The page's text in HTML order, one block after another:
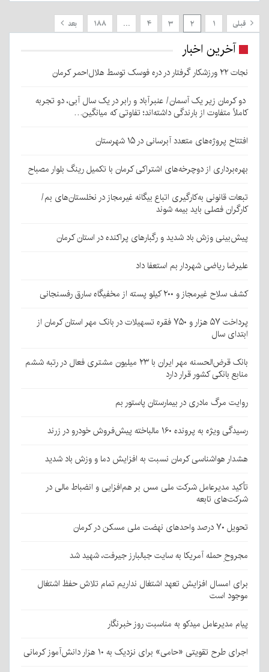
قبلی ۱ ۲ ۳ ۴ … ۱۸۸ بعد
آخرین اخبار
نجات ۲۲ ورزشکار گرفتار در دره فوسک توسط هلال‌احمر کرمان
دو کرمان زیر یک آسمان/ عنبرآباد و رابر در یک سال آبی، دو تجربه
کاملاً متفاوت از بارندگی داشته‌اند؛ تفاوتی که میانگین…
افتتاح پروژه‌های متعدد آبرسانی در ۱۵ شهرستان
بهره‌برداری از دوچرخه‌های اشتراکی کرمان با تکمیل رینگ بلوار مصباح
تبعات قانونی به‌کارگیری اتباع بیگانه غیرمجاز در نخلستان‌های بم/
کارگران فصلی باید بیمه شوند
پیش‌بینی وزش باد شدید و رگبارهای پراکنده در استان کرمان
علیرضا ریاضی شهردار بم استعفا داد
کشف سلاح غیرمجاز و ۲۰۰ کیلو پسته از مخفیگاه سارق رفسنجانی
پرداخت ۵۷ هزار و ۷۵۰ فقره تسهیلات در بانک مهر استان کرمان از
ابتدای سال
بانک قرض‌الحسنه مهر ایران با ۲۳ میلیون مشتری فعال در رتبه ششم
منابع بانکی کشور قرار دارد
روایت مرگ مادری در بیمارستان پاستور بم
رسیدگی ویژه به پرونده ۱۶۰ مالباخته پیش‌فروش خودرو در زرند
هشدار هواشناسی کرمان نسبت به افزایش دما و وزش باد شدید
تأکید مدیرعامل شرکت ملی مس بر هم‌افزایی و انضباط مالی در
شرکت‌های تابعه
تحویل ۷۰ درصد واحدهای نهضت ملی مسکن در کرمان
مجروحِ حمله آمریکا به سایت جبالبارز جیرفت، شهید شد
برای امسال افزایش تعهد اشتغال نداریم تمام تلاش حفظ اشتغال
موجود است
پیام مدیرعامل میدکو به مناسبت روز خبرنگار
اجرای طرح تقویتی «حامی» برای نزدیک به ۱۰ هزار دانش‌آموز کرمانی